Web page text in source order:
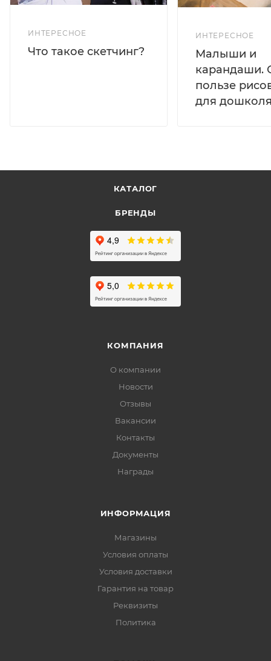
ИНТЕРЕСНОЕ
Что такое скетчинг?
ИНТЕРЕСНОЕ
Малыши и
карандаши.
пользе
для
КАТАЛОГ
БРЕНДЫ
КОМПАНИЯ
О компании
Новости
Отзывы
Вакансии
Контакты
Документы
Награды
ИНФОРМАЦИЯ
Магазины
Условия оплаты
Условия доставки
Гарантия на товар
Реквизиты
Политика